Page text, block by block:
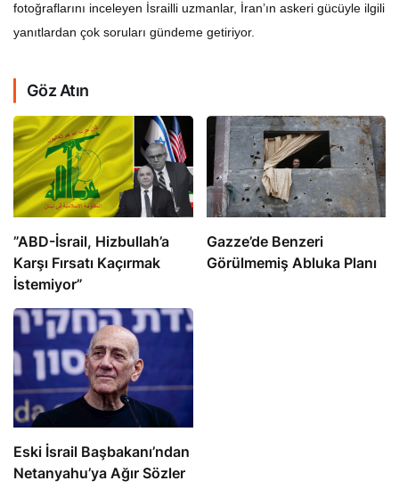
fotoğraflarını inceleyen İsrailli uzmanlar, İran’ın askeri gücüyle ilgili
yanıtlardan çok soruları gündeme getiriyor.
Göz Atın
​​​​​​​”ABD-İsrail, Hizbullah’a
Karşı Fırsatı Kaçırmak
İstemiyor”
​​​​​​​Gazze’de Benzeri
Görülmemiş Abluka Planı
Eski İsrail Başbakanı’ndan
Netanyahu’ya Ağır Sözler